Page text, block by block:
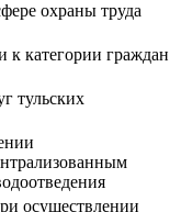
охраны труда
категории граждан
тульских
осуществлении